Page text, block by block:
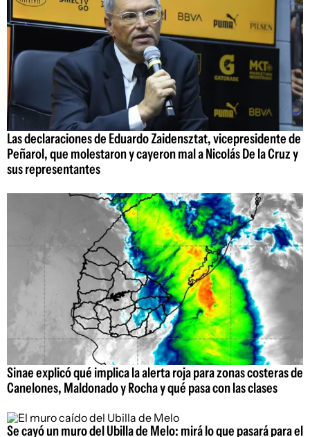
Las declaraciones de Eduardo Zaidensztat, vicepresidente de
Peñarol, que molestaron y cayeron mal a Nicolás De la Cruz y
sus representantes
Sinae explicó qué implica la alerta roja para zonas costeras de
Canelones, Maldonado y Rocha y qué pasa con las clases
Se cayó un muro del Ubilla de Melo: mirá lo que pasará para el